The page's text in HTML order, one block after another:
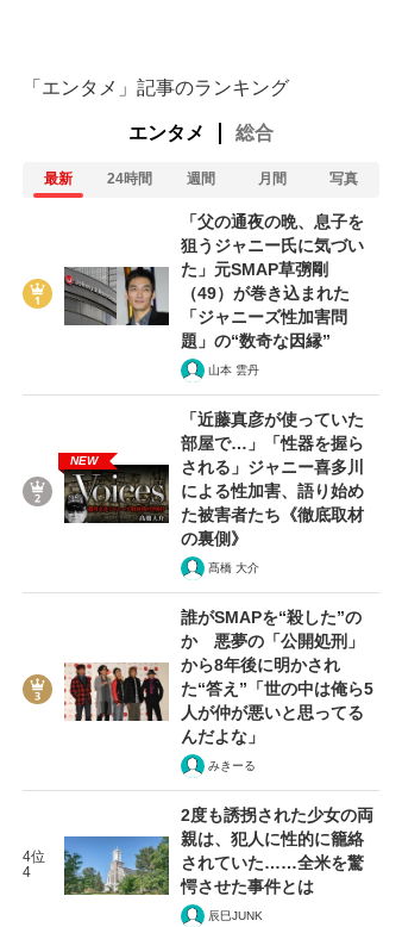
国から』倉本聰氏（91...
て
「エンタメ」記事のランキング
エンタメ 総合
最新 24時間 週間 月間 写真
「父の通夜の晩、息子を
狙うジャニー氏に気づい
た」元SMAP草彅剛
（49）が巻き込まれた
「ジャニーズ性加害問
題」の“数奇な因縁”
山本 雲丹
NEW
「近藤真彦が使っていた
部屋で…」「性器を握ら
される」ジャニー喜多川
による性加害、語り始め
た被害者たち《徹底取材
の裏側》
髙橋 大介
誰がSMAPを“殺した”の
か 悪夢の「公開処刑」
から8年後に明かされ
た“答え”「世の中は俺ら5
人が仲が悪いと思ってる
んだよな」
みきーる
4位
4
2度も誘拐された少女の両
親は、犯人に性的に籠絡
されていた……全米を驚
愕させた事件とは
辰巳JUNK